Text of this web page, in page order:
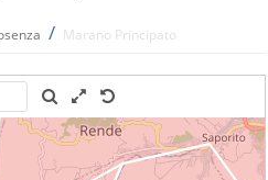
/ Marano Principato